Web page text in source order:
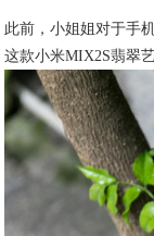
此前，小姐姐对于手
这款小米MIX2S翡翠